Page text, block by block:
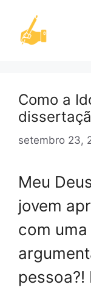
Como a
setembro 23,
Meu
jovem
com
pessoa?!